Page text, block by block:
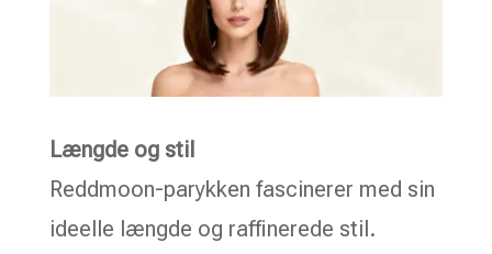
Længde og stil
Reddmoon-parykken fascinerer med sin
ideelle længde og raffinerede stil.